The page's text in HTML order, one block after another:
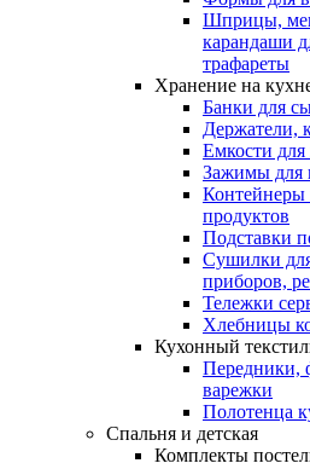
Шприцы,
карандаши
трафареты
Хранение на
Банки для
Держатели,
Емкости для
Зажимы для
Контейнеры
продуктов
Подставки
Сушилки
приборов,
Тележки
Хлебницы
Кухонный
Передники,
варежки
Полотенца
Спальня и детская
Комплекты